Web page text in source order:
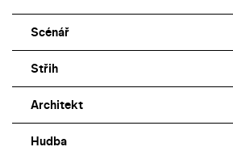
Scénář
Střih
Architekt
Hudba